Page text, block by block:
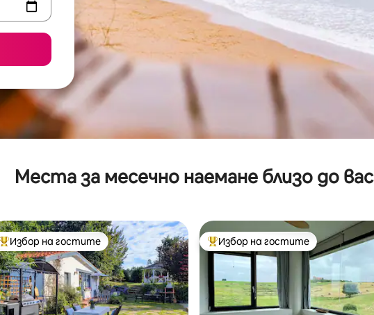
Места за месечно наемане близо до вас
Най-популярен избор на гостите
Избор на гостите Най-популярен избор на гостите
Избор на гостите